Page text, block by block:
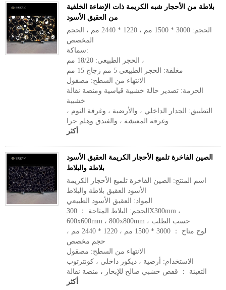
بلاطة من الأحجار شبه الكريمة ذات الإضاءة الخلفية
من العقيق الأسود
الحجم: 3000 * 1500 مم ، 1220 * 2440 مم ، الحجم
المخصص
سماكة:
الحجر الطبيعي: 18/20 مم ،
مغلفة: الحجر الطبيعي 5 مم زجاج 15 مم
الانتهاء من السطح: مصقول
الحزمة: تصدير حالة خشبية قياسية ومنصة نقالة
خشبية
التطبيق: الجدار الداخلي ، والأرضية ، وغرفة النوم ،
وغرفة المعيشة ، والفندق وهلم جرا
أكثر
الصين الفاخرة تلميع الأحجار الكريمة العقيق الأسود
بلاطة والبلاط
اسم المنتج: الصين الفاخرة تلميع الأحجار الكريمة
الأسود العقيق بلاطة والبلاط
المواد: العقيق الأسود الطبيعي
الحجم: البلاط المتاحة ： 300X300mm ،
600x600mm ، 800x800mm ، حسب الطلب
لوح متاح ： 3000 * 1500 مم ، 1220 * 2440 مم ،
حجم مخصص
الانتهاء من السطح: مصقول
الاستخدام: أرضية ، ديكور داخلي ، كونترتوب
التعبئة ： قفص خشبي صالح للإبحار ، منصة نقالة
أكثر